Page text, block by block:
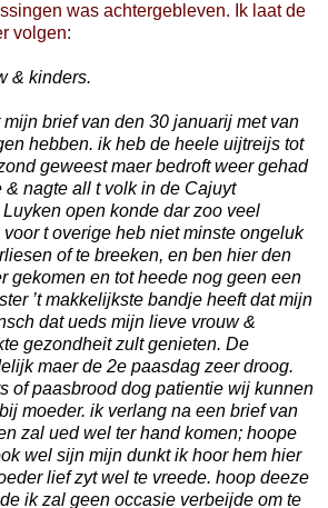
was achtergebleven. Ik laat de
volgen:
& kinders.
brief van den 30 januarij met van
hebben. ik heb de heele uijtreijs tot
geweest maer bedroft weer gehad
& nagte all t volk in de Cajuyt
open konde dar zoo veel
t overige heb niet minste ongeluk
of te breeken, en ben hier den
gekomen en tot heede nog geen een
’t makkelijkste bandje heeft dat mijn
dat ueds mijn lieve vrouw &
gezondheit zult genieten. De
maer de 2e paasdag zeer droog.
of paasbrood dog patientie wij kunnen
moeder. ik verlang na een brief van
zal ued wel ter hand komen; hoope
wel sijn mijn dunkt ik hoor hem hier
lief zyt wel te vreede. hoop deeze
ik zal geen occasie verbeijde om te